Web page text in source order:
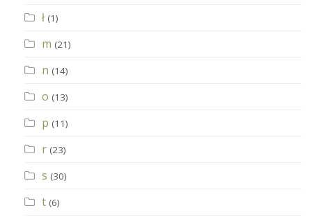
ł (1)
m (21)
n (14)
o (13)
p (11)
r (23)
s (30)
t (6)